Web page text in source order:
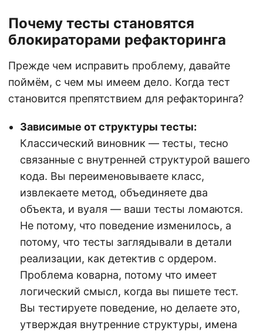
Почему тесты становятся
блокираторами рефакторинга
Прежде чем исправить проблему, давайте
поймём, с чем мы имеем дело. Когда тест
становится препятствием для рефакторинга?
Зависимые от структуры тесты:
Классический виновник — тесты, тесно
связанные с внутренней структурой вашего
кода. Вы переименовываете класс,
извлекаете метод, объединяете два
объекта, и вуаля — ваши тесты ломаются.
Не потому, что поведение изменилось, а
потому, что тесты заглядывали в детали
реализации, как детектив с ордером.
Проблема коварна, потому что имеет
логический смысл, когда вы пишете тест.
Вы тестируете поведение, но делаете это,
утверждая внутренние структуры, имена